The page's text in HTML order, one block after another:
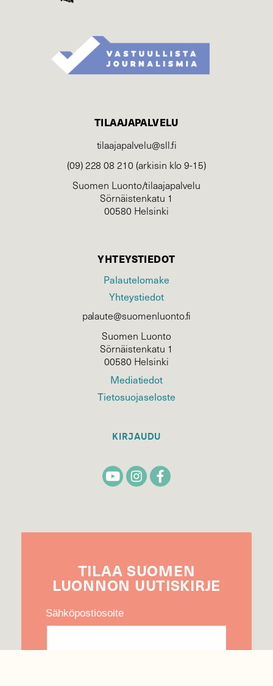
TILAAJAPALVELU
tilaajapalvelu@sll.fi
(09) 228 08 210 (arkisin klo 9-15)
Suomen Luonto/tilaajapalvelu
Sörnäistenkatu 1
00580 Helsinki
YHTEYSTIEDOT
Palautelomake
Yhteystiedot
palaute@suomenluonto.fi
Suomen Luonto
Sörnäistenkatu 1
00580 Helsinki
Mediatiedot
Tietosuojaseloste
KIRJAUDU
TILAA SUOMEN
LUONNON UUTIS­KIRJE
Sähköpostiosoite